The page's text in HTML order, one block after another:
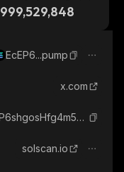
999,529,848
EcEP6...pump
x.com
EcEP6shgosHfg4m5b7wWTHHJZFWzoF1iqcdZMBzwpump_solana
solscan.io